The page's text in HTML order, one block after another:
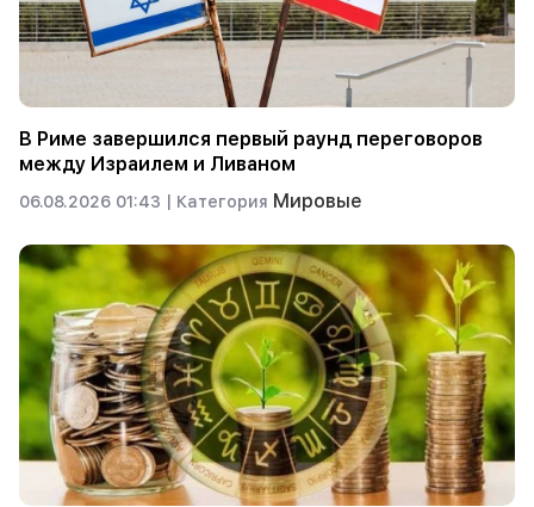
В Риме завершился первый раунд переговоров
между Израилем и Ливаном
06.08.2026 01:43 | Категория Мировые